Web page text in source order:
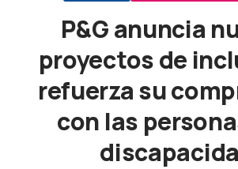
P&G anuncia
proyectos de
refuerza su
con las